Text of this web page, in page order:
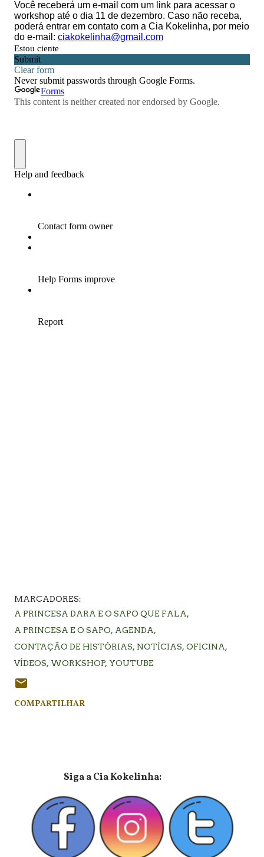
MARCADORES:
A PRINCESA DARA E O SAPO QUE FALA
A PRINCESA E O SAPO
AGENDA
CONTAÇÃO DE HISTÓRIAS NOTÍCIAS OFICINA
VÍDEOS WORKSHOP YOUTUBE
COMPARTILHAR
⠀⠀⠀⠀⠀⠀⠀⠀⠀Siga a Cia Kokelinha: